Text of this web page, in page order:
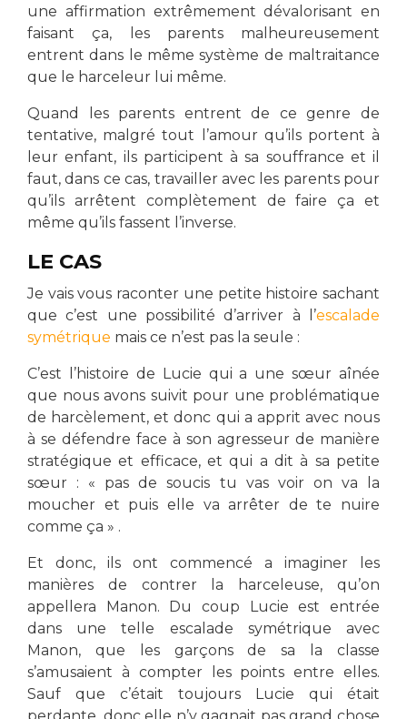
une affirmation extrêmement dévalorisant en
faisant ça, les parents malheureusement
entrent dans le même système de maltraitance
que le harceleur lui même.
Quand les parents entrent de ce genre de
tentative, malgré tout l’amour qu’ils portent à
leur enfant, ils participent à sa souffrance et il
faut, dans ce cas, travailler avec les parents pour
qu’ils arrêtent complètement de faire ça et
même qu’ils fassent l’inverse.
LE CAS
Je vais vous raconter une petite histoire sachant
que c’est une possibilité d’arriver à l’escalade
symétrique mais ce n’est pas la seule :
C’est l’histoire de Lucie qui a une sœur aînée
que nous avons suivit pour une problématique
de harcèlement, et donc qui a apprit avec nous
à se défendre face à son agresseur de manière
stratégique et efficace, et qui a dit à sa petite
sœur : « pas de soucis tu vas voir on va la
moucher et puis elle va arrêter de te nuire
comme ça » .
Et donc, ils ont commencé a imaginer les
manières de contrer la harceleuse, qu’on
appellera Manon. Du coup Lucie est entrée
dans une telle escalade symétrique avec
Manon, que les garçons de sa la classe
s’amusaient à compter les points entre elles.
Sauf que c’était toujours Lucie qui était